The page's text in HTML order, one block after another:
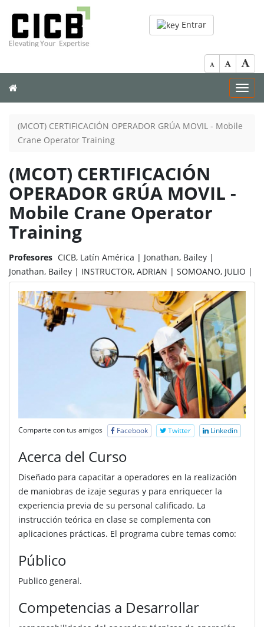
Entrar
(MCOT) CERTIFICACIÓN OPERADOR GRÚA MOVIL - Mobile
Crane Operator Training
(MCOT) CERTIFICACIÓN
OPERADOR GRÚA MOVIL -
Mobile Crane Operator
Training
Profesores CICB, Latín América | Jonathan, Bailey |
Jonathan, Bailey | INSTRUCTOR, ADRIAN | SOMOANO, JULIO |
Comparte con tus amigos Facebook Twitter Linkedin
Acerca del Curso
Diseñado para capacitar a operadores en la realización
de maniobras de izaje seguras y para enriquecer la
experiencia previa de su personal calificado. La
instrucción teórica en clase se complementa con
aplicaciones prácticas. El programa cubre temas como:
Público
Publico general.
Competencias a Desarrollar